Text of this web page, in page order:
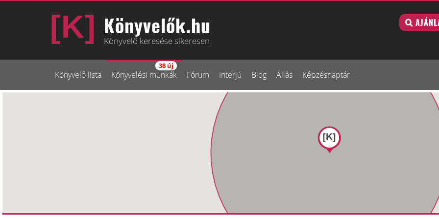
Könyvelők.hu
Könyvelő keresése sikeresen
Könyvelő lista Könyvelési munkák
38 új
Fórum Interjú Blog Állás Képzésnaptár